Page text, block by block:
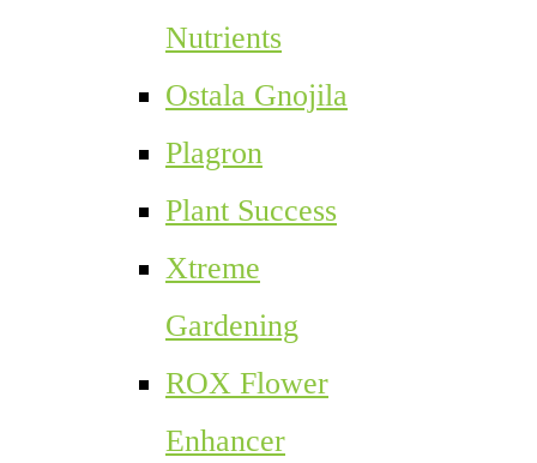
Nutrients
Ostala Gnojila
Plagron
Plant Success
Xtreme
Gardening
ROX Flower
Enhancer